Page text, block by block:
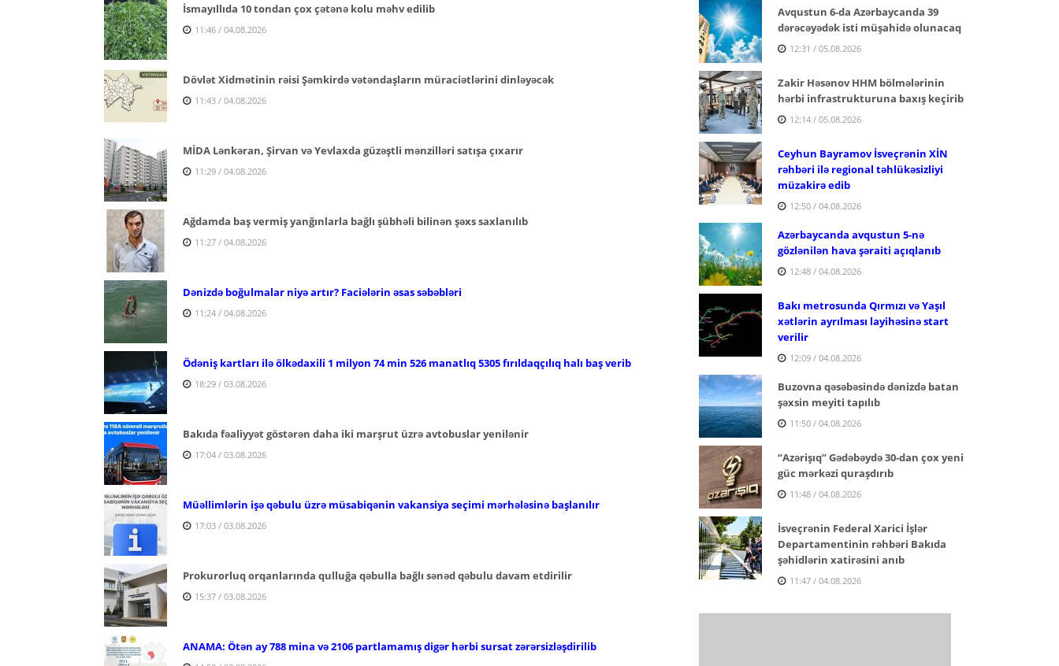
İsmayıllıda 10 tondan çox çətənə kolu məhv edilib
11:46 / 04.08.2026
Dövlət Xidmətinin rəisi Şəmkirdə vətəndaşların müraciətlərini dinləyəcək
11:43 / 04.08.2026
MİDA Lənkəran, Şirvan və Yevlaxda güzəştli mənzilləri satışa çıxarır
11:29 / 04.08.2026
Ağdamda baş vermiş yanğınlarla bağlı şübhəli bilinən şəxs saxlanılıb
11:27 / 04.08.2026
Dənizdə boğulmalar niyə artır? Faciələrin əsas səbəbləri
11:24 / 04.08.2026
Ödəniş kartları ilə ölkədaxili 1 milyon 74 min 526 manatlıq 5305 fırıldaqçılıq halı baş verib
18:29 / 03.08.2026
Bakıda fəaliyyət göstərən daha iki marşrut üzrə avtobuslar yenilənir
17:04 / 03.08.2026
Müəllimlərin işə qəbulu üzrə müsabiqənin vakansiya seçimi mərhələsinə başlanılır
17:03 / 03.08.2026
Prokurorluq orqanlarında qulluğa qəbulla bağlı sənəd qəbulu davam etdirilir
15:37 / 03.08.2026
ANAMA: Ötən ay 788 mina və 2106 partlamamış digər hərbi sursat zərərsizləşdirilib
Avqustun 6-da Azərbaycanda 39
dərəcəyədək isti müşahidə olunacaq
12:31 / 05.08.2026
Zakir Həsənov HHM bölmələrinin
hərbi infrastrukturuna baxış keçirib
12:14 / 05.08.2026
Ceyhun Bayramov İsveçrənin XİN
rəhbəri ilə regional təhlükəsizliyi
müzakirə edib
12:50 / 04.08.2026
Azərbaycanda avqustun 5-nə
gözlənilən hava şəraiti açıqlanıb
12:48 / 04.08.2026
Bakı metrosunda Qırmızı və Yaşıl
xətlərin ayrılması layihəsinə start
verilir
12:09 / 04.08.2026
Buzovna qəsəbəsində dənizdə batan
şəxsin meyiti tapılıb
11:50 / 04.08.2026
“Azərişıq” Gədəbəydə 30-dan çox yeni
güc mərkəzi quraşdırıb
11:48 / 04.08.2026
İsveçrənin Federal Xarici İşlər
Departamentinin rəhbəri Bakıda
şəhidlərin xatirəsini anıb
11:47 / 04.08.2026